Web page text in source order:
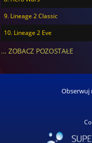
9. Lineage 2 Classic
10. Lineage 2 Eve
... ZOBACZ POZOSTAŁE
Obserwuj